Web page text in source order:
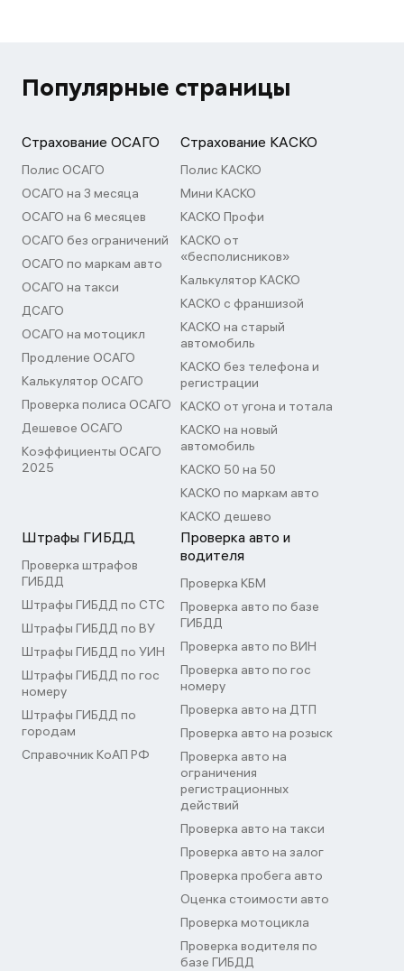
Популярные страницы
Страхование ОСАГО
Полис ОСАГО
ОСАГО на 3 месяца
ОСАГО на 6 месяцев
ОСАГО без ограничений
ОСАГО по маркам авто
ОСАГО на такси
ДСАГО
ОСАГО на мотоцикл
Продление ОСАГО
Калькулятор ОСАГО
Проверка полиса ОСАГО
Дешевое ОСАГО
Коэффициенты ОСАГО
2025
Страхование КАСКО
Полис КАСКО
Мини КАСКО
КАСКО Профи
КАСКО от
«бесполисников»
Калькулятор КАСКО
КАСКО с франшизой
КАСКО на старый
автомобиль
КАСКО без телефона и
регистрации
КАСКО от угона и тотала
КАСКО на новый
автомобиль
КАСКО 50 на 50
КАСКО по маркам авто
КАСКО дешево
Штрафы ГИБДД
Проверка штрафов
ГИБДД
Штрафы ГИБДД по СТС
Штрафы ГИБДД по ВУ
Штрафы ГИБДД по УИН
Штрафы ГИБДД по гос
номеру
Штрафы ГИБДД по
городам
Справочник КоАП РФ
Проверка авто и
водителя
Проверка КБМ
Проверка авто по базе
ГИБДД
Проверка авто по ВИН
Проверка авто по гос
номеру
Проверка авто на ДТП
Проверка авто на розыск
Проверка авто на
ограничения
регистрационных
действий
Проверка авто на такси
Проверка авто на залог
Проверка пробега авто
Оценка стоимости авто
Проверка мотоцикла
Проверка водителя по
базе ГИБДД